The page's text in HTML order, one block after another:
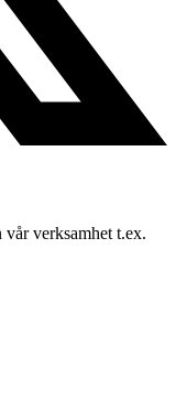
verksamhet t.ex.